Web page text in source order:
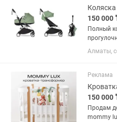
150 000
Полный
Алматы,
Реклама
150 000
Продам
mommy